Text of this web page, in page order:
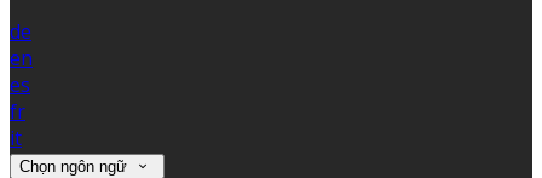
de
en
es
fr
it
Chọn ngôn ngữ